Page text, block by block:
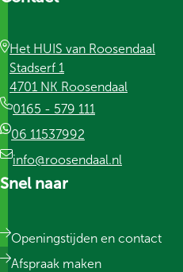
Het HUIS van Roosendaal
Stadserf 1
4701 NK Roosendaal
0165 - 579 111
06 11537992
info@roosendaal.nl
Snel naar
Openingstijden en contact
Afspraak maken